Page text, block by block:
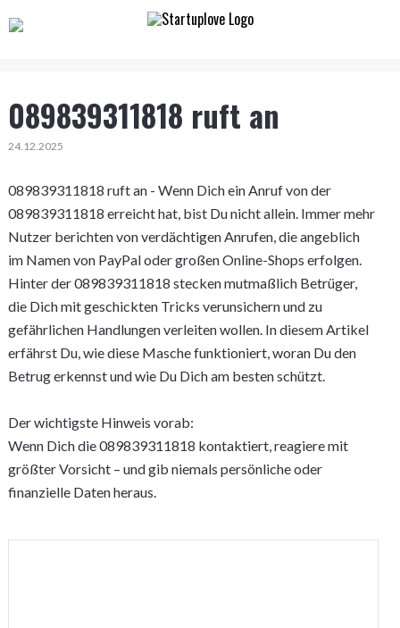
089839311818 ruft an
24.12.2025
089839311818 ruft an - Wenn Dich ein Anruf von der
089839311818 erreicht hat, bist Du nicht allein. Immer mehr
Nutzer berichten von verdächtigen Anrufen, die angeblich
im Namen von PayPal oder großen Online-Shops erfolgen.
Hinter der 089839311818 stecken mutmaßlich Betrüger,
die Dich mit geschickten Tricks verunsichern und zu
gefährlichen Handlungen verleiten wollen. In diesem Artikel
erfährst Du, wie diese Masche funktioniert, woran Du den
Betrug erkennst und wie Du Dich am besten schützt.
Der wichtigste Hinweis vorab:
Wenn Dich die 089839311818 kontaktiert, reagiere mit
größter Vorsicht – und gib niemals persönliche oder
finanzielle Daten heraus.